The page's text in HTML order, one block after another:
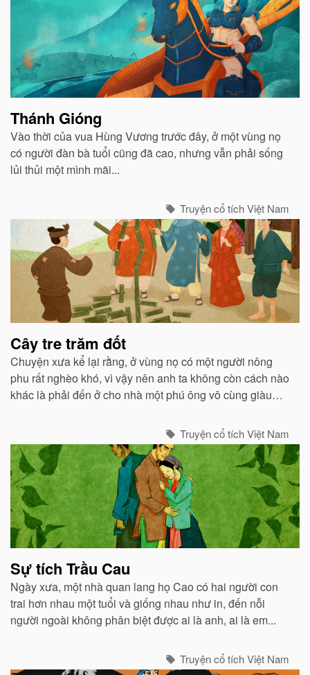
Thánh Gióng
Vào thời của vua Hùng Vương trước đây, ở một vùng nọ
có người đàn bà tuổi cũng đã cao, nhưng vẫn phải sống
lủi thủi một mình mãi...
Truyện cổ tích Việt Nam
Cây tre trăm đốt
Chuyện xưa kể lại rằng, ở vùng nọ có một người nông
phu rất nghèo khó, vì vậy nên anh ta không còn cách nào
khác là phải đến ở cho nhà một phú ông vô cùng giàu
Truyện cổ tích Việt Nam
Sự tích Trầu Cau
Ngày xưa, một nhà quan lang họ Cao có hai người con
trai hơn nhau một tuổi và giống nhau như in, đến nỗi
người ngoài không phân biệt được ai là anh, ai là em...
Truyện cổ tích Việt Nam